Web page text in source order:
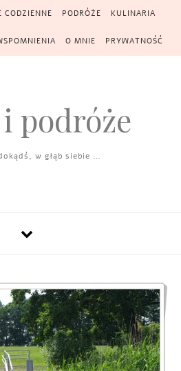
CODZIENNE PODRÓŻE KULINARIA
O MNIE PRYWATNOŚĆ
podróże
w głąb siebie …